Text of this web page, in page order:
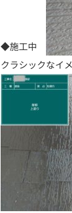
◆施工中
クラシックなイ